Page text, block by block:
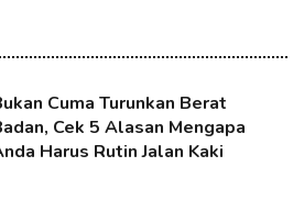
Cuma Turunkan Berat
Cek 5 Alasan Mengapa
Harus Rutin Jalan Kaki